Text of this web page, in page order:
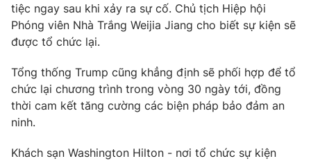
tiệc ngay sau khi xảy ra sự cố. Chủ tịch Hiệp hội
Phóng viên Nhà Trắng Weijia Jiang cho biết sự kiện sẽ
được tổ chức lại.
Tổng thống Trump cũng khẳng định sẽ phối hợp để tổ
chức lại chương trình trong vòng 30 ngày tới, đồng
thời cam kết tăng cường các biện pháp bảo đảm an
ninh.
Khách sạn Washington Hilton - nơi tổ chức sự kiện